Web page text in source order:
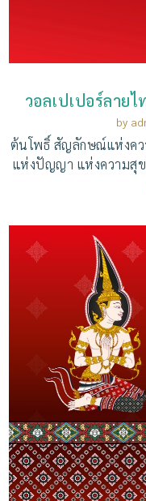
วอลเปเปอร์ลาย
by
ต้นโพธิ์ สัญลักษณ์แห่งค
แห่งปัญญา แห่งความสุข